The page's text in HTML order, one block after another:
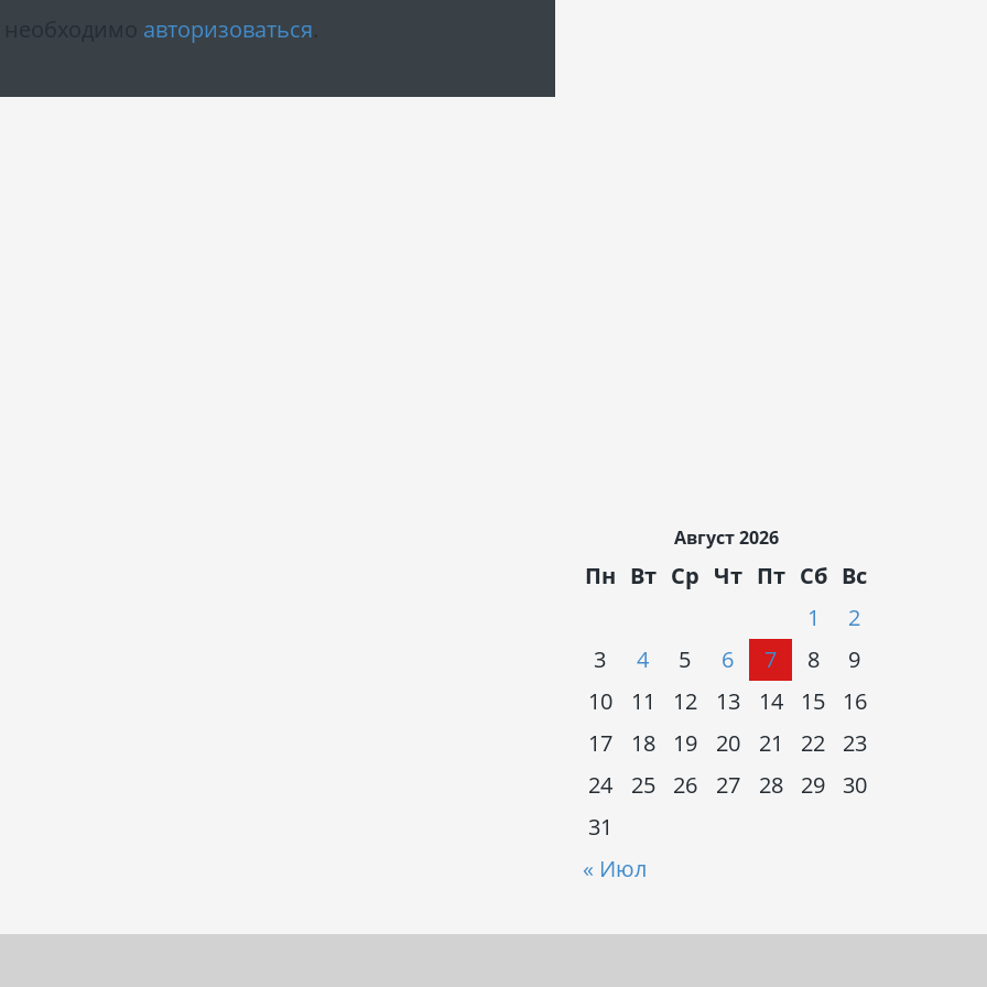
авторизоваться
Август 2026
Пн Вт Ср Чт Пт Сб Вс
« Июл
1
2
3
4 5 6 7 8
9
10
11 12 13 14 15
16
17
18 19 20 21 22
23
24
25 26 27 28 29
30
31